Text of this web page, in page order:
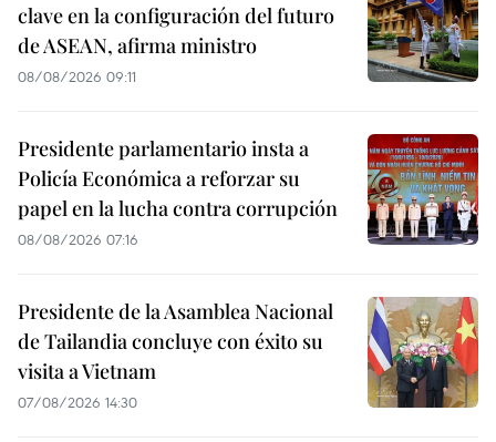
clave en la configuración del futuro
de ASEAN, afirma ministro
08/08/2026 09:11
Presidente parlamentario insta a
Policía Económica a reforzar su
papel en la lucha contra corrupción
08/08/2026 07:16
Presidente de la Asamblea Nacional
de Tailandia concluye con éxito su
visita a Vietnam
07/08/2026 14:30